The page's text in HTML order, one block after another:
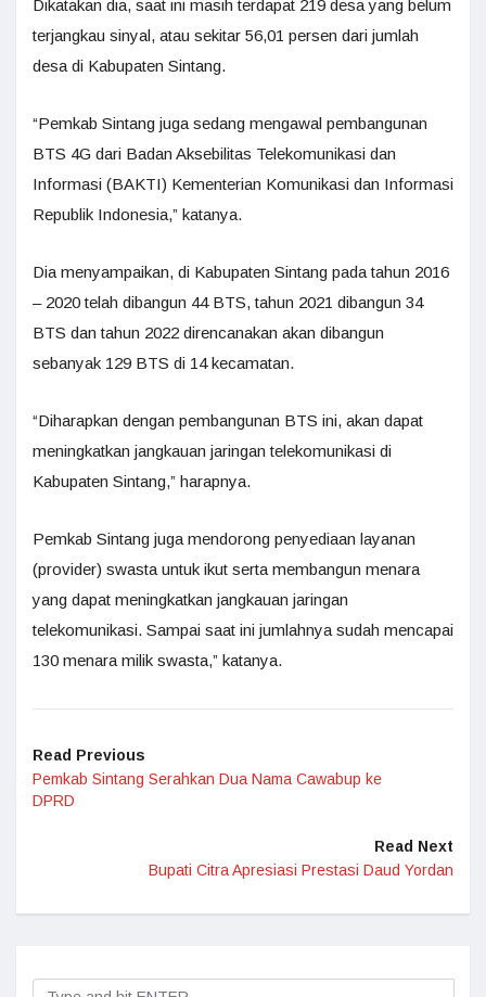
Dikatakan dia, saat ini masih terdapat 219 desa yang belum
terjangkau sinyal, atau sekitar 56,01 persen dari jumlah
desa di Kabupaten Sintang.
“Pemkab Sintang juga sedang mengawal pembangunan
BTS 4G dari Badan Aksebilitas Telekomunikasi dan
Informasi (BAKTI) Kementerian Komunikasi dan Informasi
Republik Indonesia,” katanya.
Dia menyampaikan, di Kabupaten Sintang pada tahun 2016
– 2020 telah dibangun 44 BTS, tahun 2021 dibangun 34
BTS dan tahun 2022 direncanakan akan dibangun
sebanyak 129 BTS di 14 kecamatan.
“Diharapkan dengan pembangunan BTS ini, akan dapat
meningkatkan jangkauan jaringan telekomunikasi di
Kabupaten Sintang,” harapnya.
Pemkab Sintang juga mendorong penyediaan layanan
(provider) swasta untuk ikut serta membangun menara
yang dapat meningkatkan jangkauan jaringan
telekomunikasi. Sampai saat ini jumlahnya sudah mencapai
130 menara milik swasta,” katanya.
Read Previous
Pemkab Sintang Serahkan Dua Nama Cawabup ke
DPRD
Read Next
Bupati Citra Apresiasi Prestasi Daud Yordan